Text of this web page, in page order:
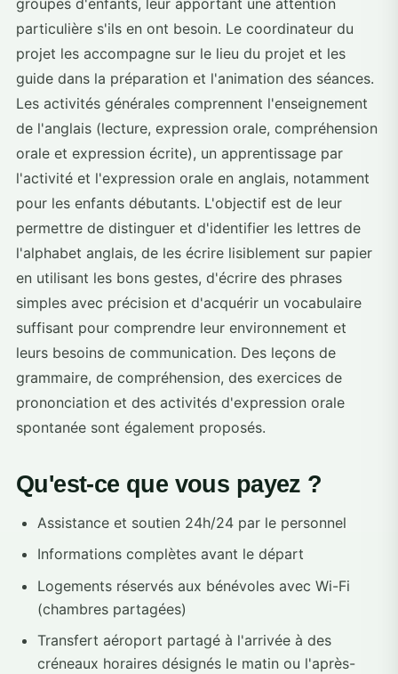
particulière s'ils en ont besoin. Le coordinateur du
projet les accompagne sur le lieu du projet et les
guide dans la préparation et l'animation des séances.
Les activités générales comprennent l'enseignement
de l'anglais (lecture, expression orale, compréhension
orale et expression écrite), un apprentissage par
l'activité et l'expression orale en anglais, notamment
pour les enfants débutants. L'objectif est de leur
permettre de distinguer et d'identifier les lettres de
l'alphabet anglais, de les écrire lisiblement sur papier
en utilisant les bons gestes, d'écrire des phrases
simples avec précision et d'acquérir un vocabulaire
suffisant pour comprendre leur environnement et
leurs besoins de communication. Des leçons de
grammaire, de compréhension, des exercices de
prononciation et des activités d'expression orale
spontanée sont également proposés.
Qu'est-ce que vous payez ?
Assistance et soutien 24h/24 par le personnel
Informations complètes avant le départ
Logements réservés aux bénévoles avec Wi-Fi
(chambres partagées)
Transfert aéroport partagé à l'arrivée à des
créneaux horaires désignés le matin ou l'après-